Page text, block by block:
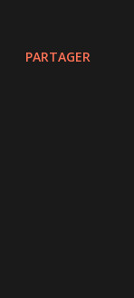
PARTAGER